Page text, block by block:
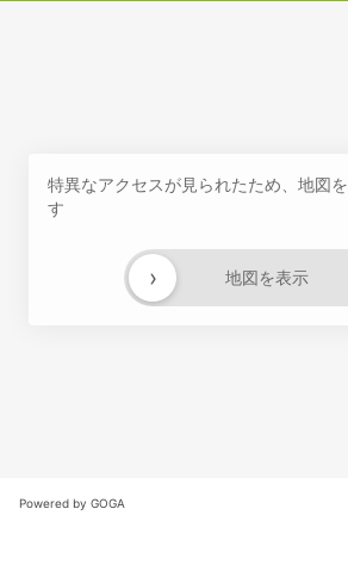
特異なアクセスが見られたため、地図
す
地図を表示
›
Powered by GOGA